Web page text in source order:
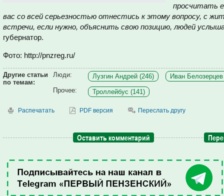
просчитать
вас со всей серьезностью отнестись к этому вопросу, с
встречи, если нужно, объяснить свою позицию, людей
губернатор.
Фото: http://pnzreg.ru/
Другие статьи
по темам:
Люди: Лузгин Андрей (246)
Иван
Прочее:
Троллейбус (141)
Распечатать PDF версия Переслать другу
Оставить комментарий